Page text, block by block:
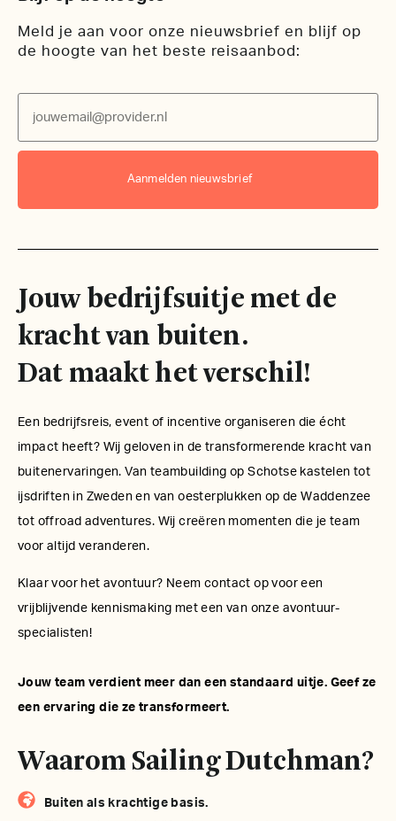
Meld je aan voor onze nieuwsbrief en blijf op
de hoogte van het beste reisaanbod:
Aanmelden nieuwsbrief
Jouw bedrijfsuitje met de
kracht van buiten.
Dat maakt het verschil!
Een bedrijfsreis, event of incentive organiseren die écht
impact heeft? Wij geloven in de transformerende kracht van
buitenervaringen. Van teambuilding op Schotse kastelen tot
ijsdriften in Zweden en van oesterplukken op de Waddenzee
tot offroad adventures. Wij creëren momenten die je team
voor altijd veranderen.
Klaar voor het avontuur? Neem contact op voor een
vrijblijvende kennismaking met een van onze avontuur-
specialisten!
Jouw team verdient meer dan een standaard uitje. Geef ze
een ervaring die ze transformeert.
Waarom Sailing Dutchman?
Buiten als krachtige basis.